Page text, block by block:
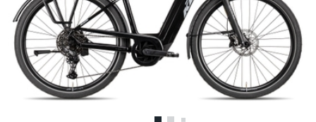
gelangen.
Benutzer
von
können
Touch-
und